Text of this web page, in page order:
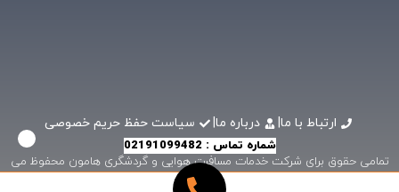
ارتباط با ما| درباره ما| سیاست حفظ حریم خصوصی
شماره تماس : 02191099482
تمامی حقوق برای شرکت خدمات مسافرت هوایی و گردشگری هامون محفوظ می
باشد .